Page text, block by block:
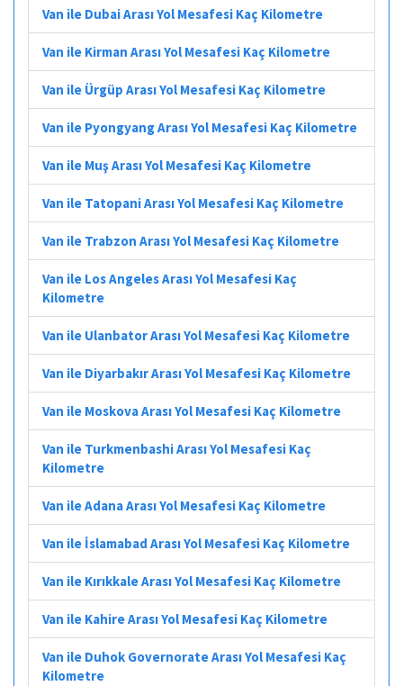
Van ile Dubai Arası Yol Mesafesi Kaç Kilometre
Van ile Kirman Arası Yol Mesafesi Kaç Kilometre
Van ile Ürgüp Arası Yol Mesafesi Kaç Kilometre
Van ile Pyongyang Arası Yol Mesafesi Kaç Kilometre
Van ile Muş Arası Yol Mesafesi Kaç Kilometre
Van ile Tatopani Arası Yol Mesafesi Kaç Kilometre
Van ile Trabzon Arası Yol Mesafesi Kaç Kilometre
Van ile Los Angeles Arası Yol Mesafesi Kaç
Kilometre
Van ile Ulanbator Arası Yol Mesafesi Kaç Kilometre
Van ile Diyarbakır Arası Yol Mesafesi Kaç Kilometre
Van ile Moskova Arası Yol Mesafesi Kaç Kilometre
Van ile Turkmenbashi Arası Yol Mesafesi Kaç
Kilometre
Van ile Adana Arası Yol Mesafesi Kaç Kilometre
Van ile İslamabad Arası Yol Mesafesi Kaç Kilometre
Van ile Kırıkkale Arası Yol Mesafesi Kaç Kilometre
Van ile Kahire Arası Yol Mesafesi Kaç Kilometre
Van ile Duhok Governorate Arası Yol Mesafesi Kaç
Kilometre